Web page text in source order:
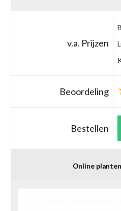
v.a. Prijzen
Beoordeling
Bestellen
Online